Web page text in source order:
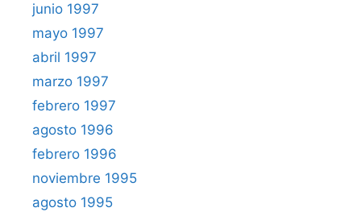
junio 1997
mayo 1997
abril 1997
marzo 1997
febrero 1997
agosto 1996
febrero 1996
noviembre 1995
agosto 1995